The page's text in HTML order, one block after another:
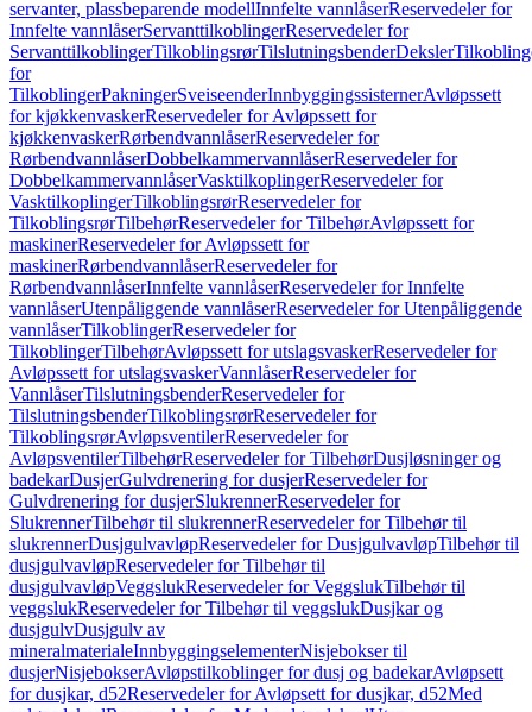
servanter, plassbeparende modellInnfelte vannlåserReservedeler for
Innfelte vannlåserServanttilkoblingerReservedeler for
ServanttilkoblingerTilkoblingsrørTilslutningsbenderDeksler
for
TilkoblingerPakningerSveiseenderInnbyggingssisternerAvløpssett
for kjøkkenvaskerReservedeler for Avløpssett for
kjøkkenvaskerRørbendvannlåserReservedeler for
RørbendvannlåserDobbelkammervannlåserReservedeler for
DobbelkammervannlåserVasktilkoplingerReservedeler for
VasktilkoplingerTilkoblingsrørReservedeler for
TilkoblingsrørTilbehørReservedeler for TilbehørAvløpssett for
maskinerReservedeler for Avløpssett for
maskinerRørbendvannlåserReservedeler for
RørbendvannlåserInnfelte vannlåserReservedeler for Innfelte
vannlåserUtenpåliggende vannlåserReservedeler for Utenpåliggende
vannlåserTilkoblingerReservedeler for
TilkoblingerTilbehørAvløpssett for utslagsvaskerReservedeler for
Avløpssett for utslagsvaskerVannlåserReservedeler for
VannlåserTilslutningsbenderReservedeler for
TilslutningsbenderTilkoblingsrørReservedeler for
TilkoblingsrørAvløpsventilerReservedeler for
AvløpsventilerTilbehørReservedeler for TilbehørDusjløsninger og
badekarDusjerGulvdrenering for dusjerReservedeler for
Gulvdrenering for dusjerSlukrennerReservedeler for
SlukrennerTilbehør til slukrennerReservedeler for Tilbehør til
slukrennerDusjgulvavløpReservedeler for DusjgulvavløpTilbehør til
dusjgulvavløpReservedeler for Tilbehør til
dusjgulvavløpVeggslukReservedeler for VeggslukTilbehør til
veggslukReservedeler for Tilbehør til veggslukDusjkar og
dusjgulvDusjgulv av
mineralmaterialeInnbyggingselementerNisjebokser til
dusjerNisjebokserAvløpstilkoblinger for dusj og badekarAvløpsett
for dusjkar, d52Reservedeler for Avløpsett for dusjkar, d52Med